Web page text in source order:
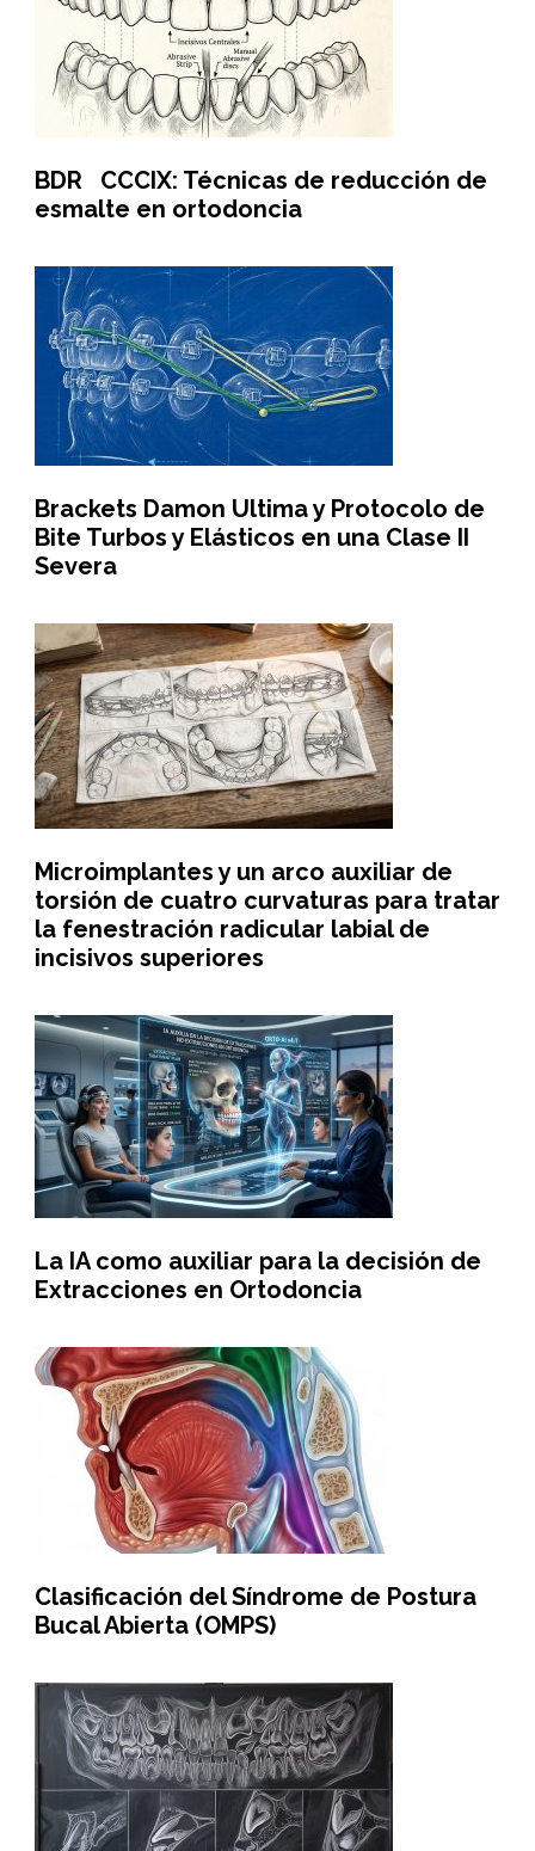
BDR CCCIX: Técnicas de reducción de
esmalte en ortodoncia
Brackets Damon Ultima y Protocolo de
Bite Turbos y Elásticos en una Clase II
Severa
Microimplantes y un arco auxiliar de
torsión de cuatro curvaturas para tratar
la fenestración radicular labial de
incisivos superiores
La IA como auxiliar para la decisión de
Extracciones en Ortodoncia
Clasificación del Síndrome de Postura
Bucal Abierta (OMPS)